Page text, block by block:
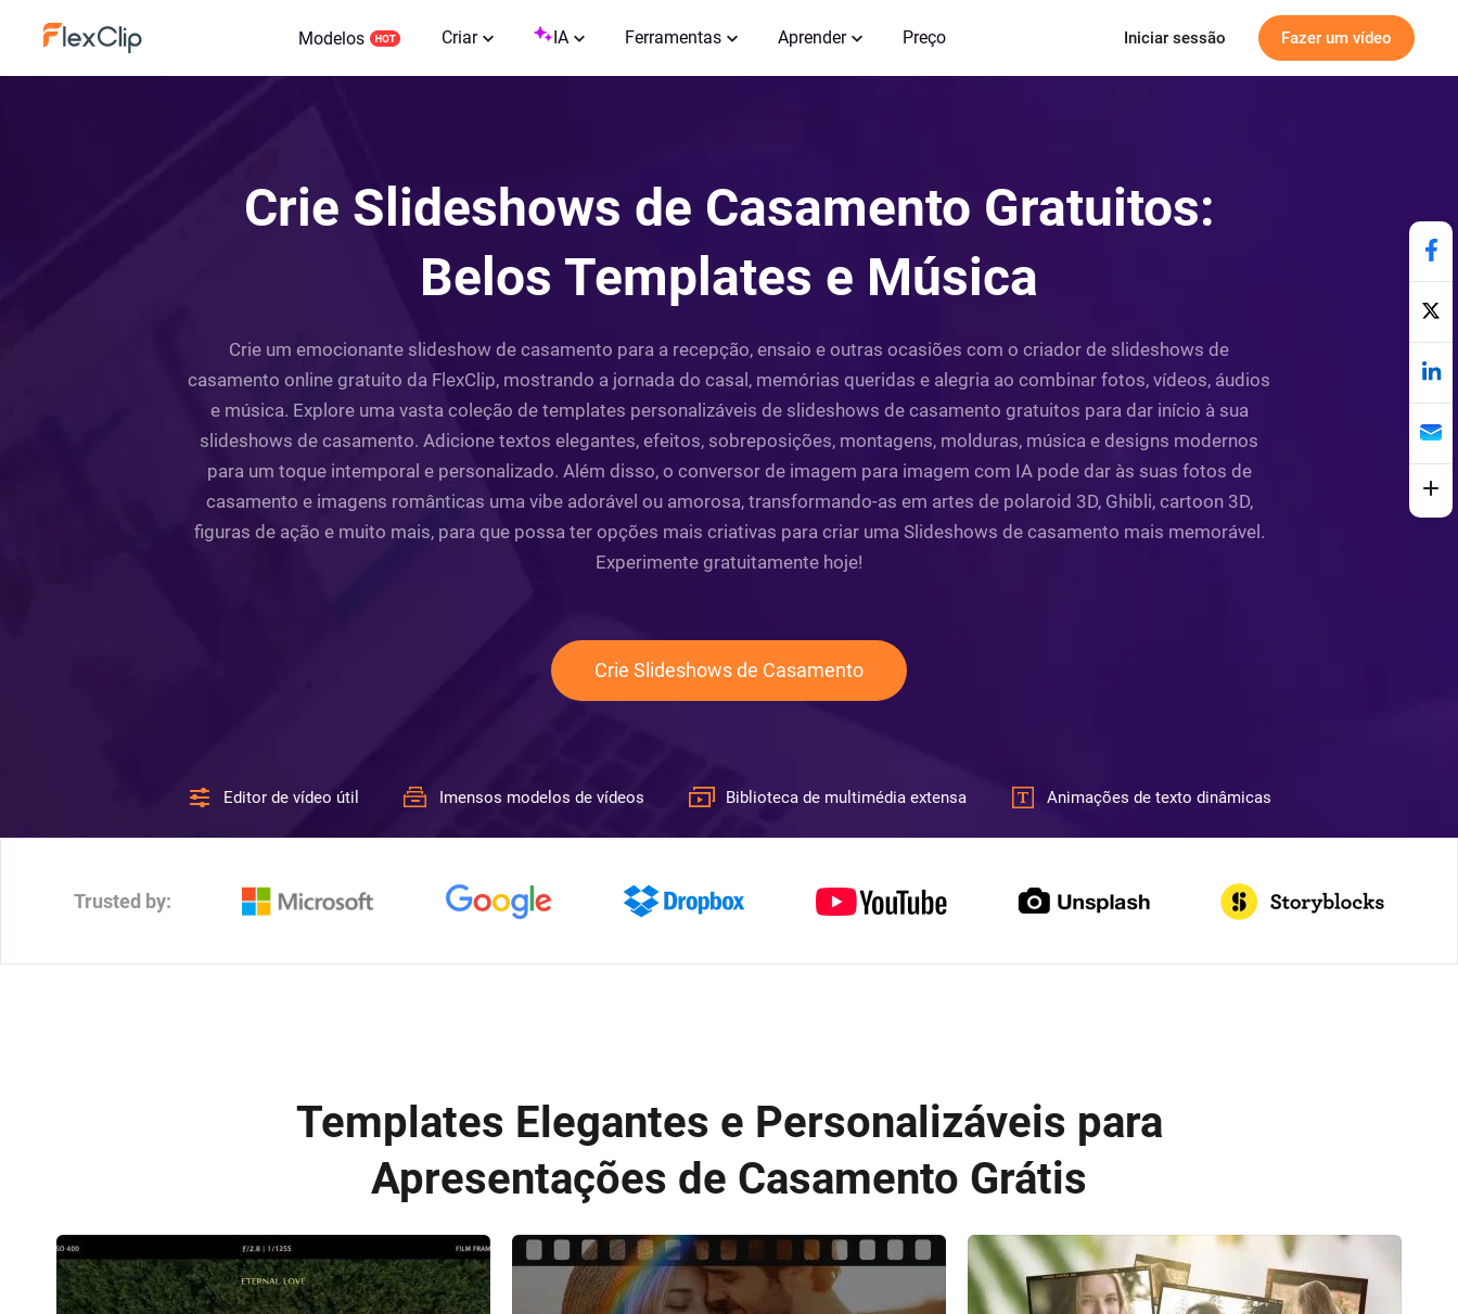
Modelos Criar IA Ferramentas Aprender Preço Iniciar sessão Fazer um vídeo
Crie Slideshows de Casamento Gratuitos:
Belos Templates e Música
Crie um emocionante slideshow de casamento para a recepção, ensaio e outras ocasiões com o criador de slideshows de
casamento online gratuito da FlexClip, mostrando a jornada do casal, memórias queridas e alegria ao combinar fotos, vídeos, áudios
e música. Explore uma vasta coleção de templates personalizáveis de slideshows de casamento gratuitos para dar início à sua
slideshows de casamento. Adicione textos elegantes, efeitos, sobreposições, montagens, molduras, música e designs modernos
para um toque intemporal e personalizado. Além disso, o conversor de imagem para imagem com IA pode dar às suas fotos de
casamento e imagens românticas uma vibe adorável ou amorosa, transformando-as em artes de polaroid 3D, Ghibli, cartoon 3D,
figuras de ação e muito mais, para que possa ter opções mais criativas para criar uma Slideshows de casamento mais memorável.
Experimente gratuitamente hoje!
Crie Slideshows de Casamento
Editor de vídeo útil Imensos modelos de vídeos Biblioteca de multimédia extensa Animações de texto dinâmicas
Trusted by:
Templates Elegantes e Personalizáveis para
Apresentações de Casamento Grátis